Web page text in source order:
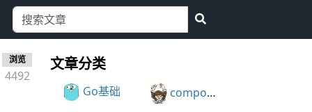
浏览
4492
文章分类
Go基础 composer